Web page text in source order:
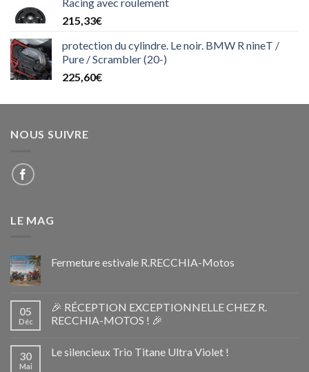
215,33€
protection du cylindre. Le noir. BMW R nineT /
Pure / Scrambler (20-)
225,60€
NOUS SUIVRE
LE MAG
Fermeture estivale R.RECCHIA-Motos
05
Déc
🎉 RÉCEPTION EXCEPTIONNELLE CHEZ R.
RECCHIA-MOTOS ! 🎉
30
Mai
Le silencieux Trio Titane Ultra Violet !